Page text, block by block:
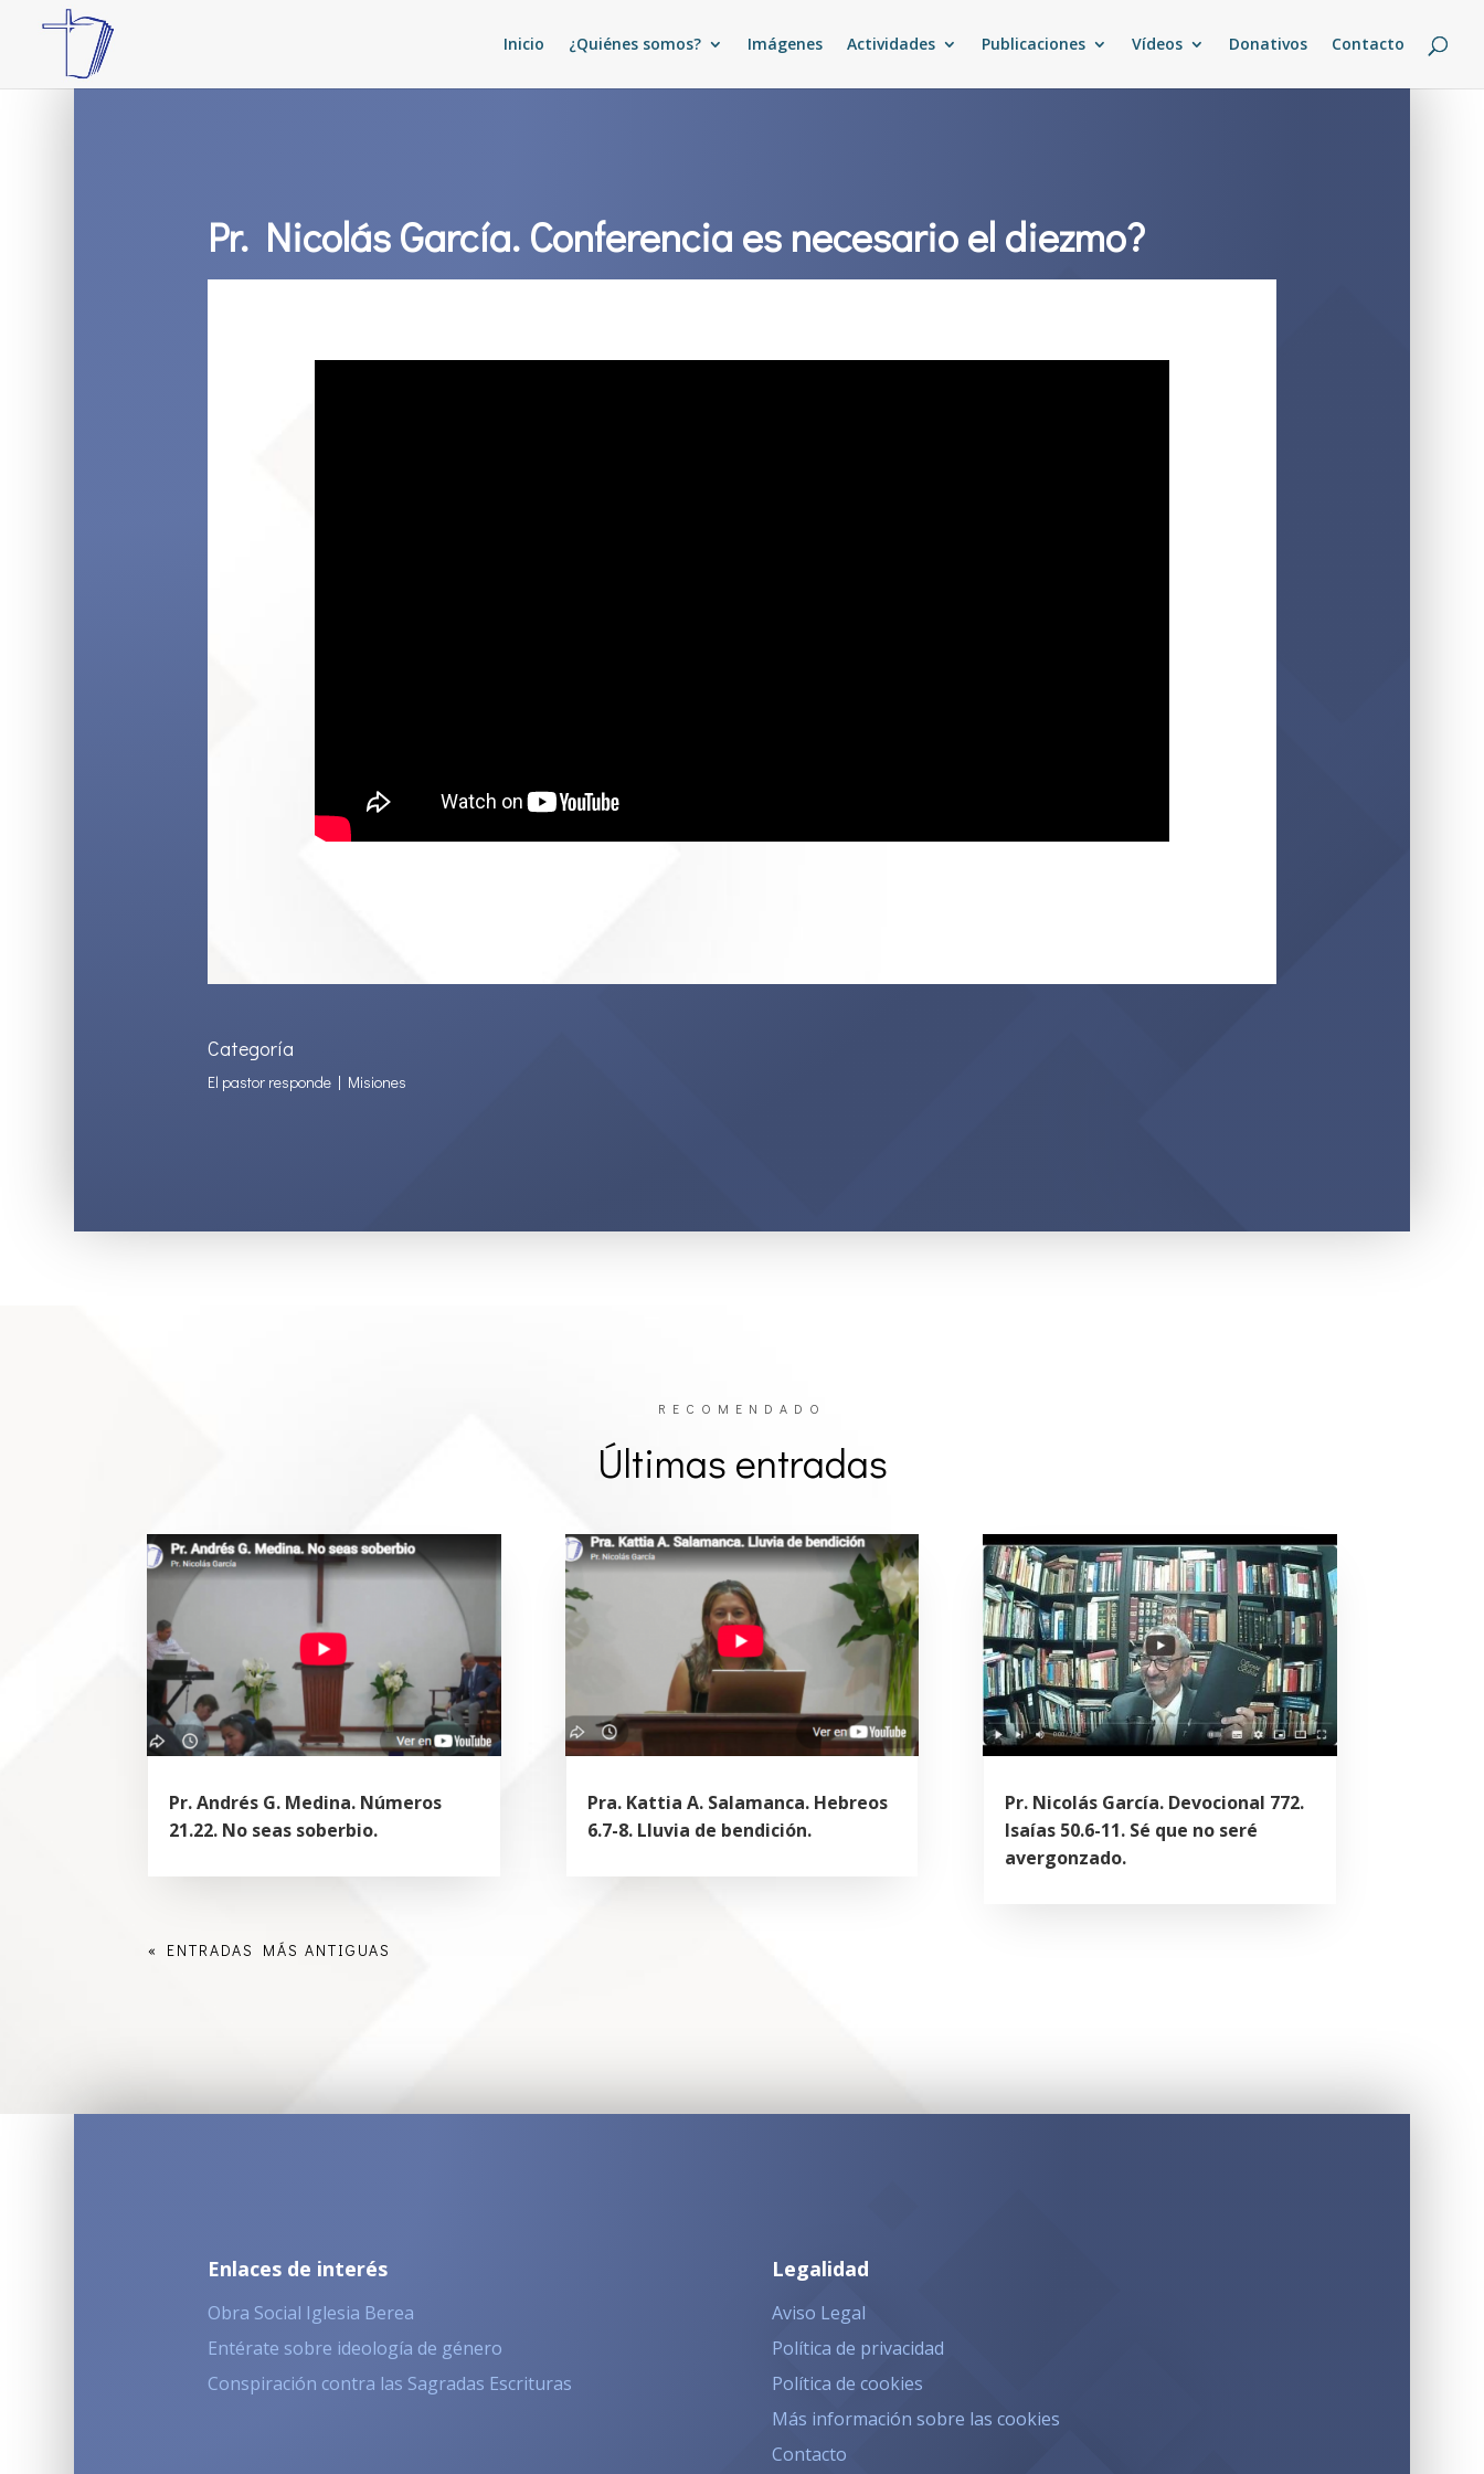
Inicio ¿Quiénes somos? Imágenes Actividades Publicaciones Vídeos Donativos Contacto
Pr. Nicolás García. Conferencia es necesario el diezmo?
Categoría
El pastor responde | Misiones
RECOMENDADO
Últimas entradas
Pr. Andrés G. Medina. Números
21.22. No seas soberbio.
Pra. Kattia A. Salamanca. Hebreos
6.7-8. Lluvia de bendición.
Pr. Nicolás García. Devocional 772.
Isaías 50.6-11. Sé que no seré
avergonzado.
« ENTRADAS MÁS ANTIGUAS
Enlaces de interés
Obra Social Iglesia Berea
Entérate sobre ideología de género
Conspiración contra las Sagradas Escrituras
Legalidad
Aviso Legal
Política de privacidad
Política de cookies
Más información sobre las cookies
Contacto